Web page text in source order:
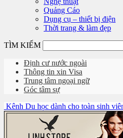
Quảng Cáo
Dụng cụ – thiết bị điện
Thời trang & làm đẹp
TÌM KIẾM
Định cư nước ngoài
Thông tin xin Visa
Trung tâm ngoại ngữ
Góc tâm sự
Kênh Du học dành cho toàn sinh